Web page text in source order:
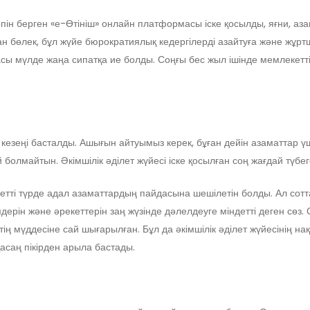
берген «е-Өтініш» онлайн платформасы іске қосылды, яғни,
бұл жүйе бюрократиялық кедергілерді азайтуға және
мүлде жаңа сипатқа ие болды. Соңғы бес жыл ішінде
кезеңі басталды. Ашығын айтуымыз керек, бұған дейін
Әкімшілік әділет жүйесі іске қосылған соң жағдай
түрде адал азаматтардың пайдасына шешілетін болды. Ал
және әрекеттерін заң жүзінде дәлелдеуге міндетті деген
мүддесіне сай шығарылған. Бұл да әкімшілік әділет жүйесінің
пікірден арыла бастады.